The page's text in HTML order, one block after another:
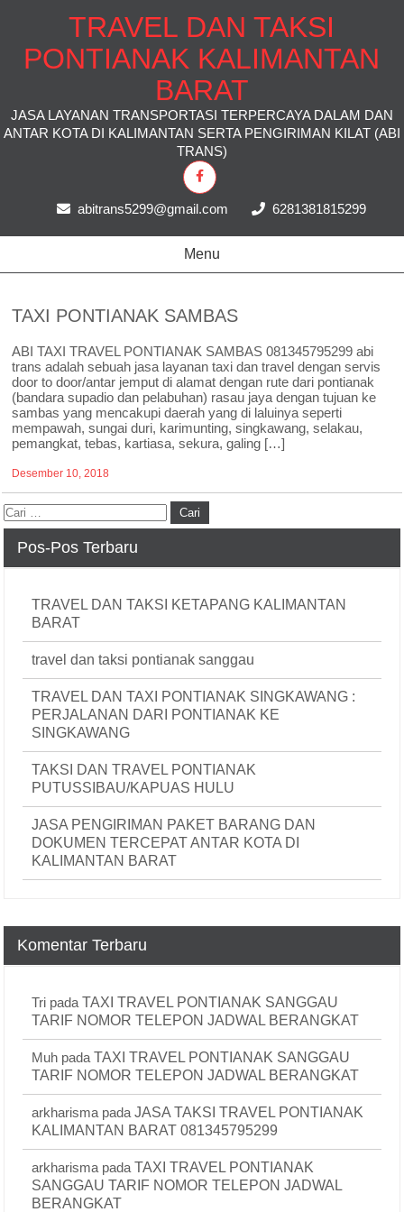
TRAVEL DAN TAKSI
PONTIANAK KALIMANTAN
BARAT
JASA LAYANAN TRANSPORTASI TERPERCAYA DALAM DAN
ANTAR KOTA DI KALIMANTAN SERTA PENGIRIMAN KILAT (ABI
TRANS)
abitrans5299@gmail.com 6281381815299
Menu
TAXI PONTIANAK SAMBAS
ABI TAXI TRAVEL PONTIANAK SAMBAS 081345795299 abi
trans adalah sebuah jasa layanan taxi dan travel dengan servis
door to door/antar jemput di alamat dengan rute dari pontianak
(bandara supadio dan pelabuhan) rasau jaya dengan tujuan ke
sambas yang mencakupi daerah yang di laluinya seperti
mempawah, sungai duri, karimunting, singkawang, selakau,
pemangkat, tebas, kartiasa, sekura, galing […]
Desember 10, 2018
Pos-Pos Terbaru
TRAVEL DAN TAKSI KETAPANG KALIMANTAN
BARAT
travel dan taksi pontianak sanggau
TRAVEL DAN TAXI PONTIANAK SINGKAWANG :
PERJALANAN DARI PONTIANAK KE
SINGKAWANG
TAKSI DAN TRAVEL PONTIANAK
PUTUSSIBAU/KAPUAS HULU
JASA PENGIRIMAN PAKET BARANG DAN
DOKUMEN TERCEPAT ANTAR KOTA DI
KALIMANTAN BARAT
Komentar Terbaru
Tri padaTAXI TRAVEL PONTIANAK SANGGAU
TARIF NOMOR TELEPON JADWAL BERANGKAT
Muh padaTAXI TRAVEL PONTIANAK SANGGAU
TARIF NOMOR TELEPON JADWAL BERANGKAT
arkharisma padaJASA TAKSI TRAVEL PONTIANAK
KALIMANTAN BARAT 081345795299
arkharisma padaTAXI TRAVEL PONTIANAK
SANGGAU TARIF NOMOR TELEPON JADWAL
BERANGKAT